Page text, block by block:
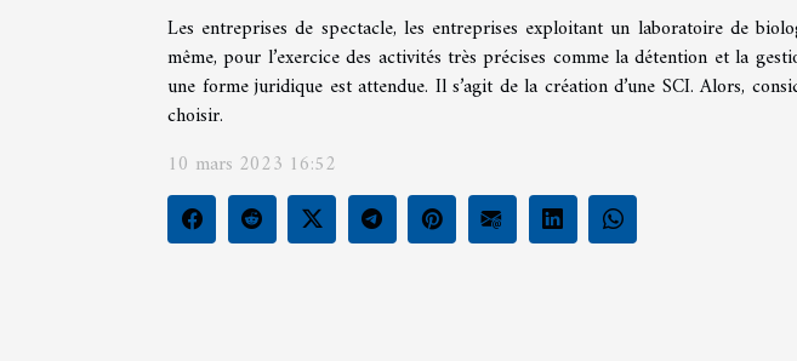
Les entreprises de spectacle, les entreprises exploitant un laboratoire de
même, pour l’exercice des activités très précises comme la détention et la
une forme juridique est attendue. Il s’agit de la création d’une SCI. Alors,
choisir.
10 mars 2023 16:52